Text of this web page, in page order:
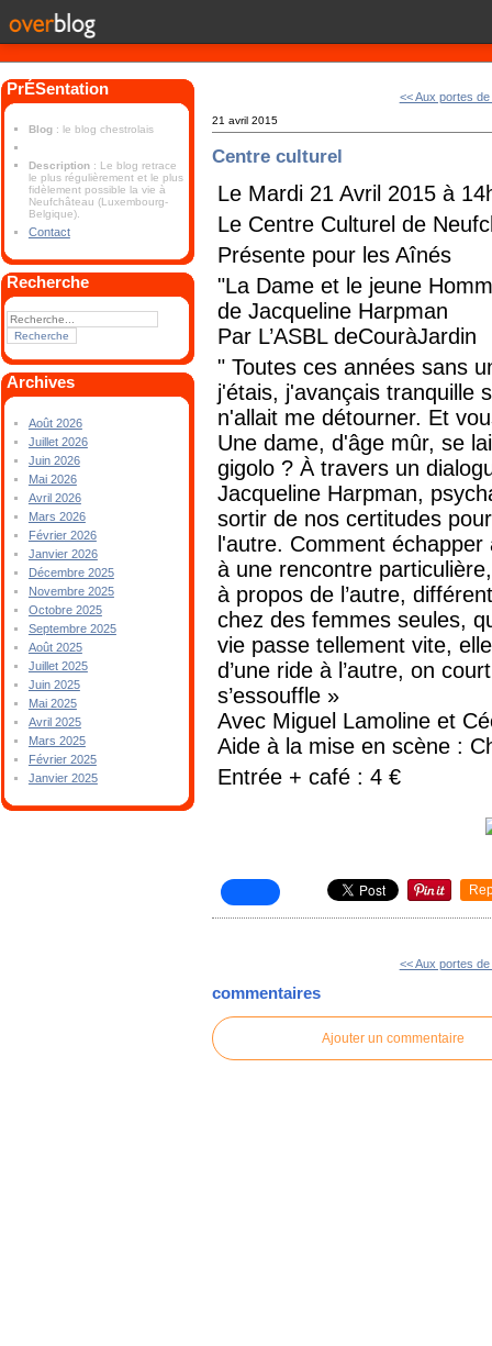
PrÉSentation
Blog : le blog chestrolais
Description : Le blog retrace
le plus régulièrement et le plus
fidèlement possible la vie à
Neufchâteau (Luxembourg-
Belgique).
Contact
Recherche
Archives
Août 2026
Juillet 2026
Juin 2026
Mai 2026
Avril 2026
Mars 2026
Février 2026
Janvier 2026
Décembre 2025
Novembre 2025
Octobre 2025
Septembre 2025
Août 2025
Juillet 2025
Juin 2025
Mai 2025
Avril 2025
Mars 2025
Février 2025
Janvier 2025
<< Aux portes de
21 avril 2015
Centre culturel
Le Mardi 21 Avril 2015 à
Le Centre Culturel de
Présente pour les Aînés
"La Dame et le jeune
de Jacqueline Harpman
Par L’ASBL deCouràJardin
" Toutes ces années sans
j'étais, j'avançais tranquille
n'allait me détourner. Et
Une dame, d'âge mûr, se
gigolo ? À travers un
Jacqueline Harpman,
sortir de nos certitudes
l'autre. Comment
à une rencontre
à propos de l’autre,
chez des femmes seules,
vie passe tellement vite,
d’une ride à l’autre, on
s’essouffle »
Avec Miguel Lamoline et
Aide à la mise en scène :
Entrée + café : 4 €
<< Aux portes de
commentaires
Ajouter un commentaire